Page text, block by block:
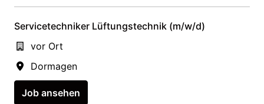
Servicetechniker Lüftungstechnik (m/w/d)
vor Ort
Dormagen
Job ansehen